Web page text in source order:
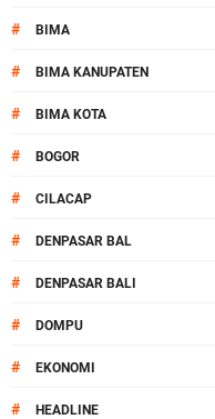
# BIMA
# BIMA KANUPATEN
# BIMA KOTA
# BOGOR
# CILACAP
# DENPASAR BAL
# DENPASAR BALI
# DOMPU
# EKONOMI
# HEADLINE